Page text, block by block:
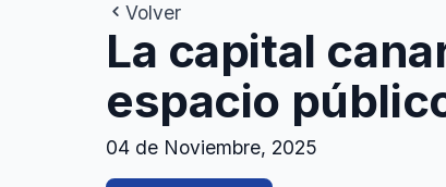
navegación
Volver
La capital
espacio
04 de Noviembre, 2025